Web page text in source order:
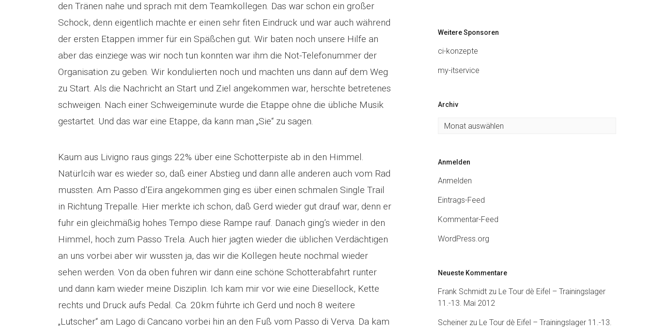
den Tränen nahe und sprach mit dem Teamkollegen. Das war schon ein großer
Schock, denn eigentlich machte er einen sehr fiten Eindruck und war auch während
der ersten Etappen immer für ein Späßchen gut. Wir baten noch unsere Hilfe an
aber das einziege was wir noch tun konnten war ihm die Not-Telefonummer der
Organisation zu geben. Wir kondulierten noch und machten uns dann auf dem Weg
zu Start. Als die Nachricht an Start und Ziel angekommen war, herschte betretenes
schweigen. Nach einer Schweigeminute wurde die Etappe ohne die übliche Musik
gestartet. Und das war eine Etappe, da kann man „Sie“ zu sagen.
Kaum aus Livigno raus gings 22% über eine Schotterpiste ab in den Himmel.
Natürlcih war es wieder so, daß einer Abstieg und dann alle anderen auch vom Rad
mussten. Am Passo d’Eira angekommen ging es über einen schmalen Single Trail
in Richtung Trepalle. Hier merkte ich schon, daß Gerd wieder gut drauf war, denn er
fuhr ein gleichmäßig hohes Tempo diese Rampe rauf. Danach ging’s wieder in den
Himmel, hoch zum Passo Trela. Auch hier jagten wieder die üblichen Verdächtigen
an uns vorbei aber wir wussten ja, das wir die Kollegen heute nochmal wieder
sehen werden. Von da oben fuhren wir dann eine schöne Schotterabfahrt runter
und dann kam wieder meine Disziplin. Ich kam mir vor wie eine Diesellock, Kette
rechts und Druck aufs Pedal. Ca. 20km führte ich Gerd und noch 8 weitere
„Lutscher“ am Lago di Cancano vorbei hin an den Fuß vom Passo di Verva. Da kam
Weitere Sponsoren
ci-konzepte
my-itservice
Archiv
Archiv
Anmelden
Anmelden
Eintrags-Feed
Kommentar-Feed
WordPress.org
Neueste Kommentare
Frank Schmidt zu Le Tour dè Eifel – Trainingslager
11.-13. Mai 2012
Scheiner zu Le Tour dè Eifel – Trainingslager 11.-13.